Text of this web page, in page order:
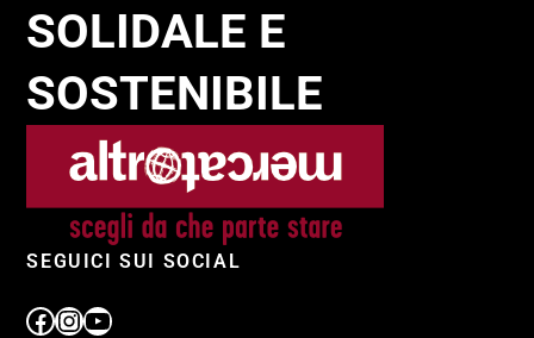
SOLIDALE E
SOSTENIBILE
SEGUICI SUI SOCIAL